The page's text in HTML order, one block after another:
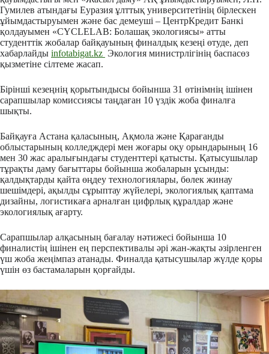
Гумилев атындағы Еуразия ұлттық университетінің бірлескен
ұйымдастыруымен және бас демеуші – ЦентрКредит Банкі
қолдауымен «CYCLELAB: Болашақ экологиясы» атты
студенттік жобалар байқауының финалдық кезеңі өтуде, деп
хабарлайды infotabigat.kz Экология министрлігінің баспасөз
қызметіне сілтеме жасап.
Бірінші кезеңнің қорытындысы бойынша 31 өтінімнің ішінен
сарапшылар комиссиясы таңдаған 10 үздік жоба финалға
шықты.
Байқауға Астана қаласының, Ақмола және Қарағанды
облыстарының колледждері мен жоғары оқу орындарының 16
мен 30 жас аралығындағы студенттері қатысты. Қатысушылар
тұрақты даму бағыттары бойынша жобаларын ұсынды:
қалдықтарды қайта өңдеу технологиялары, бөлек жинау
шешімдері, ақылды сұрыптау жүйелері, экологиялық қаптама
дизайны, логистикаға арналған цифрлық құралдар және
экологиялық ағарту.
Сарапшылар алқасының бағалау нәтижесі бойынша 10
финалистің ішінен ең перспективалы әрі жан-жақты әзірленген
үш жоба жеңімпаз атанады. Финалда қатысушылар жүлде қоры
үшін өз бастамаларын қорғайды.